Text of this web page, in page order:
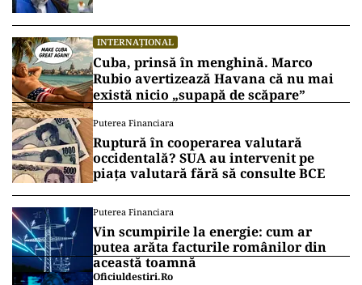
INTERNAȚIONAL
Cuba, prinsă în menghină. Marco
Rubio avertizează Havana că nu mai
există nicio „supapă de scăpare”
Puterea Financiara
Ruptură în cooperarea valutară
occidentală? SUA au intervenit pe
piața valutară fără să consulte BCE
Puterea Financiara
Vin scumpirile la energie: cum ar
putea arăta facturile românilor din
această toamnă
Oficiuldestiri.ro